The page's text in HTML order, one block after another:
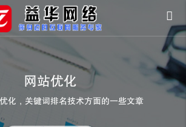
网站优化
化，关键词排名技术方面的一些文章